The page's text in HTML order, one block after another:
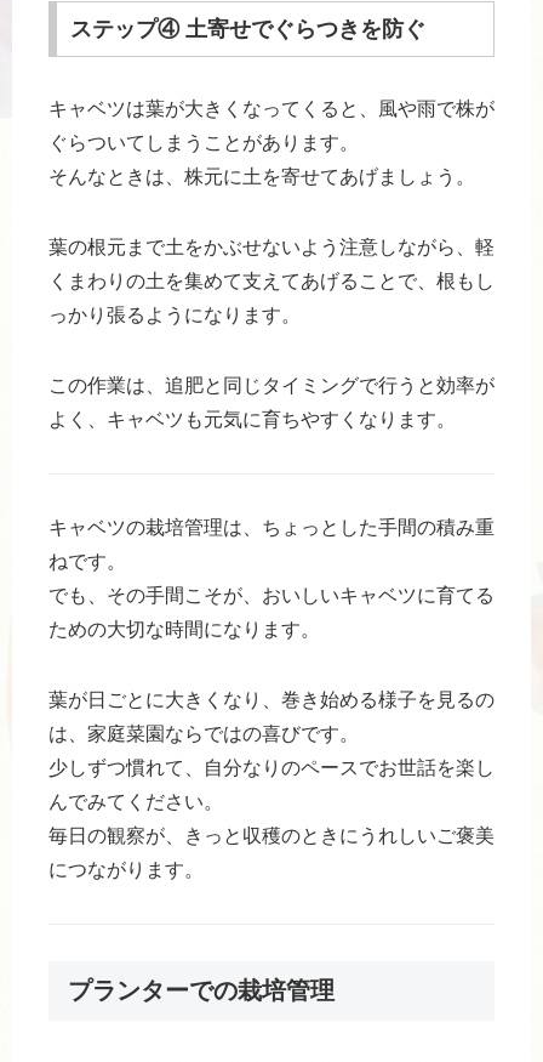
ステップ④ 土寄せでぐらつきを防ぐ
キャベツは葉が大きくなってくると、風や雨で株が
ぐらついてしまうことがあります。
そんなときは、株元に土を寄せてあげましょう。
葉の根元まで土をかぶせないよう注意しながら、軽
くまわりの土を集めて支えてあげることで、根もし
っかり張るようになります。
この作業は、追肥と同じタイミングで行うと効率が
よく、キャベツも元気に育ちやすくなります。
キャベツの栽培管理は、ちょっとした手間の積み重
ねです。
でも、その手間こそが、おいしいキャベツに育てる
ための大切な時間になります。
葉が日ごとに大きくなり、巻き始める様子を見るの
は、家庭菜園ならではの喜びです。
少しずつ慣れて、自分なりのペースでお世話を楽し
んでみてください。
毎日の観察が、きっと収穫のときにうれしいご褒美
につながります。
プランターでの栽培管理